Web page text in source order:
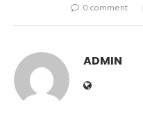
0 comment
ADMIN